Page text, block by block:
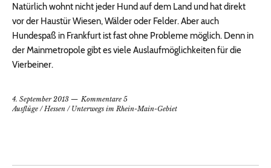
Natürlich wohnt nicht jeder Hund auf dem Land und hat direkt
vor der Haustür Wiesen, Wälder oder Felder. Aber auch
Hundespaß in Frankfurt ist fast ohne Probleme möglich. Denn in
der Mainmetropole gibt es viele Auslaufmöglichkeiten für die
Vierbeiner.
4. September 2013
Kommentare 5
Ausflüge / Hessen / Unterwegs im Rhein-Main-Gebiet